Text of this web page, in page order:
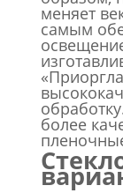
меняет
самым
более